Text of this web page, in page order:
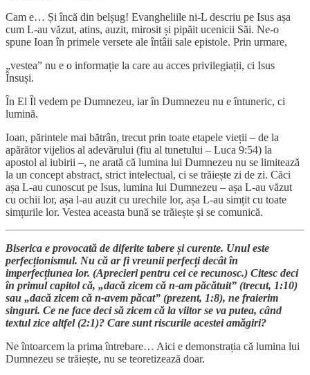
Cam e… Și încă din belșug! Evangheliile ni-L descriu pe Isus așa
cum L-au văzut, atins, auzit, mirosit și pipăit ucenicii Săi. Ne-o
spune Ioan în primele versete ale întâii sale epistole. Prin urmare,
„vestea” nu e o informație la care au acces privilegiații, ci Isus
Însuși.
În El Îl vedem pe Dumnezeu, iar în Dumnezeu nu e întuneric, ci
lumină.
Ioan, părintele mai bătrân, trecut prin toate etapele vieții – de la
apărător vijelios al adevărului (fiu al tunetului – Luca 9:54) la
apostol al iubirii –, ne arată că lumina lui Dumnezeu nu se limitează
la un concept abstract, strict intelectual, ci se trăiește zi de zi. Căci
așa L-au cunoscut pe Isus, lumina lui Dumnezeu – așa L-au văzut
cu ochii lor, așa l-au auzit cu urechile lor, așa L-au simțit cu toate
simțurile lor. Vestea aceasta bună se trăiește și se comunică.
Biserica e provocată de diferite tabere și curente. Unul este
perfecționismul. Nu că ar fi vreunii perfecți decât în
imperfecțiunea lor. (Aprecieri pentru cei ce recunosc.) Citesc deci
în primul capitol că, „dacă zicem că n-am păcătuit” (trecut, 1:10)
sau „dacă zicem că n-avem păcat” (prezent, 1:8), ne fraierim
singuri. Ce ne face deci să zicem că la viitor se va putea, când
textul zice altfel (2:1)? Care sunt riscurile acestei amăgiri?
Ne întoarcem la prima întrebare… Aici e demonstrația că lumina lui
Dumnezeu se trăiește, nu se teoretizează doar.